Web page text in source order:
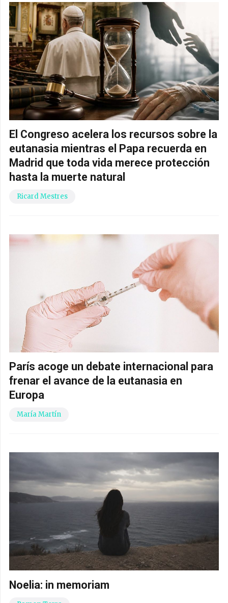
El Congreso acelera los recursos sobre la
eutanasia mientras el Papa recuerda en
Madrid que toda vida merece protección
hasta la muerte natural
Ricard Mestres
París acoge un debate internacional para
frenar el avance de la eutanasia en
Europa
María Martín
Noelia: in memoriam